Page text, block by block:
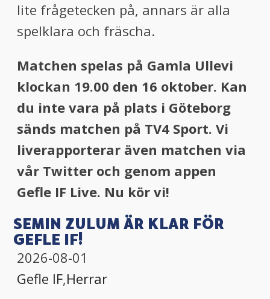
lite frågetecken på, annars är alla
spelklara och fräscha.
Matchen spelas på Gamla Ullevi
klockan 19.00 den 16 oktober. Kan
du inte vara på plats i Göteborg
sänds matchen på TV4 Sport. Vi
liverapporterar även matchen via
vår Twitter och genom appen
Gefle IF Live. Nu kör vi!
SEMIN ZULUM ÄR KLAR FÖR
GEFLE IF!
2026-08-01
Gefle IF,Herrar